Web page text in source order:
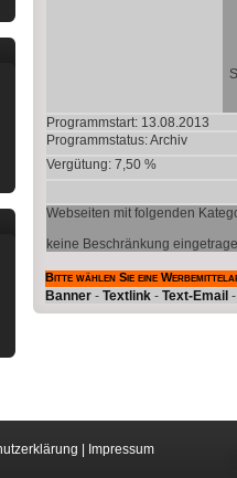
Programmstart: 13.08.2013
Programmstatus:Archiv
Vergütung: 7,50 %
Webseiten mit folgenden
keine Beschränkung
Bitte wählen Sie eine
Banner - Textlink - Text-Email
Impressum